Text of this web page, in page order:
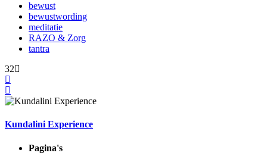
bewust
bewustwording
meditatie
RAZO & Zorg
tantra
32
Kundalini Experience
Pagina's